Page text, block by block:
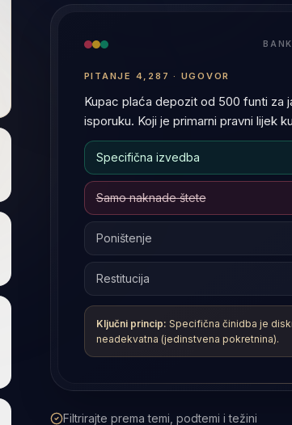
AI
A Objasnite razliku između
1. Izvor carine—nemar
2. Obrane—doprinosni
EN ZH 日 + još 50 jezika
Objašnjenja korak po korak dok ponavljate